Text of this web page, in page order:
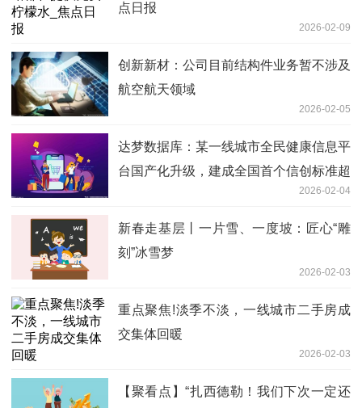
点日报
2026-02-09
创新新材：公司目前结构件业务暂不涉及
航空航天领域
2026-02-05
达梦数据库：某一线城市全民健康信息平
台国产化升级，建成全国首个信创标准超
2026-02-04
新春走基层丨一片雪、一度坡：匠心“雕
刻”冰雪梦
2026-02-03
重点聚焦!淡季不淡，一线城市二手房成
交集体回暖
2026-02-03
【聚看点】“扎西德勒！我们下次一定还